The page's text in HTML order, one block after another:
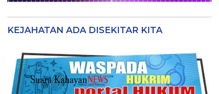
KEJAHATAN ADA DISEKITAR KITA